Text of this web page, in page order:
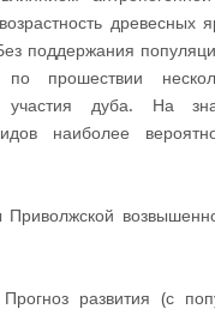
древесных
поддержания
прошествии
дуба. На
наиболее
развития (с